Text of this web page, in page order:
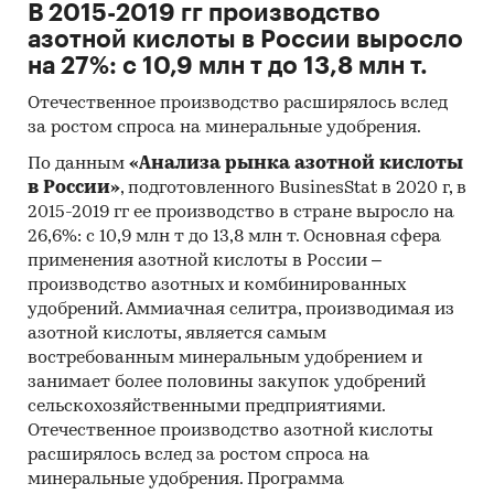
В 2015-2019 гг производство
азотной кислоты в России выросло
на 27%: с 10,9 млн т до 13,8 млн т.
Отечественное производство расширялось вслед
за ростом спроса на минеральные удобрения.
По данным «Анализа рынка азотной кислоты
в России», подготовленного BusinesStat в 2020 г, в
2015-2019 гг ее производство в стране выросло на
26,6%: с 10,9 млн т до 13,8 млн т. Основная сфера
применения азотной кислоты в России –
производство азотных и комбинированных
удобрений. Аммиачная селитра, производимая из
азотной кислоты, является самым
востребованным минеральным удобрением и
занимает более половины закупок удобрений
сельскохозяйственными предприятиями.
Отечественное производство азотной кислоты
расширялось вслед за ростом спроса на
минеральные удобрения. Программа